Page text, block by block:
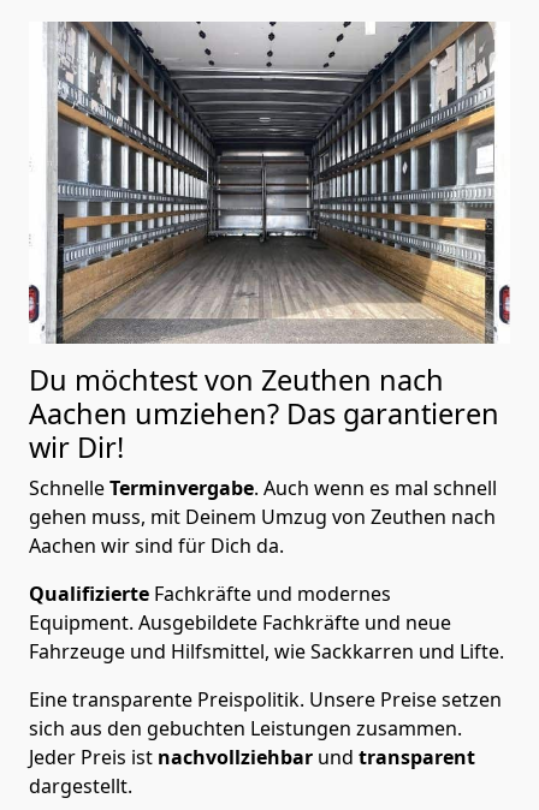
Du möchtest von Zeuthen nach
Aachen umziehen? Das garantieren
wir Dir!
SchnelleTerminvergabe. Auch wenn es mal schnell
gehen muss, mit Deinem Umzug von Zeuthen nach
Aachen wir sind für Dich da.
Qualifizierte Fachkräfte und modernes
Equipment. Ausgebildete Fachkräfte und neue
Fahrzeuge und Hilfsmittel, wie Sackkarren und Lifte.
Eine transparente Preispolitik. Unsere Preise setzen
sich aus den gebuchten Leistungen zusammen.
Jeder Preis ist nachvollziehbar und transparent
dargestellt.